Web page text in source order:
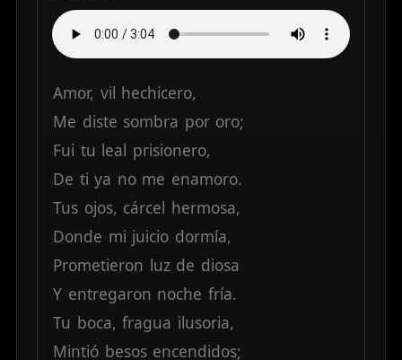
Amor, vil hechicero,
Me diste sombra por oro;
Fui tu leal prisionero,
De ti ya no me enamoro.
Tus ojos, cárcel hermosa,
Donde mi juicio dormía,
Prometieron luz de diosa
Y entregaron noche fría.
Tu boca, fragua ilusoria,
Mintió besos encendidos;